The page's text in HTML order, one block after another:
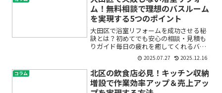
方法が心配」そんな悩み...
ム！無料相談で理想のバスルーム
を実現する5つのポイント
大田区で浴室リフォームを成功させる秘
訣とは？初めてでも安心の相談・見積も
りガイド毎日の疲れを癒してくれるバス
ルーム。そんな大切な空間をもっと快適
にしたい、でも「どこに相談したらいい
の？」「費用はどれくらい？」「リフォ
ームで失敗したくない…」...
2025.07.27 2025.12.16
コラム
北区の飲食店必見！キッチン収納
増設で作業効率アップ＆売上アッ